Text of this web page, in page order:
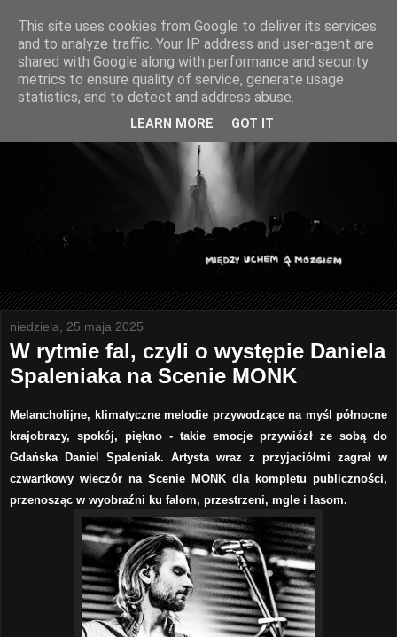
niedziela, 25 maja 2025
W rytmie fal, czyli o występie Daniela
Spaleniaka na Scenie MONK
Melancholijne, klimatyczne melodie przywodzące na myśl północne
krajobrazy, spokój, piękno - takie emocje przywiózł ze sobą do
Gdańska Daniel Spaleniak. Artysta wraz z przyjaciółmi zagrał w
czwartkowy wieczór na Scenie MONK dla kompletu publiczności,
przenosząc w wyobraźni ku falom, przestrzeni, mgle i lasom.
This site uses cookies from Google to deliver its services
and to analyze traffic. Your IP address and user-agent are
shared with Google along with performance and security
metrics to ensure quality of service, generate usage
statistics, and to detect and address abuse.
LEARN MORE GOT IT